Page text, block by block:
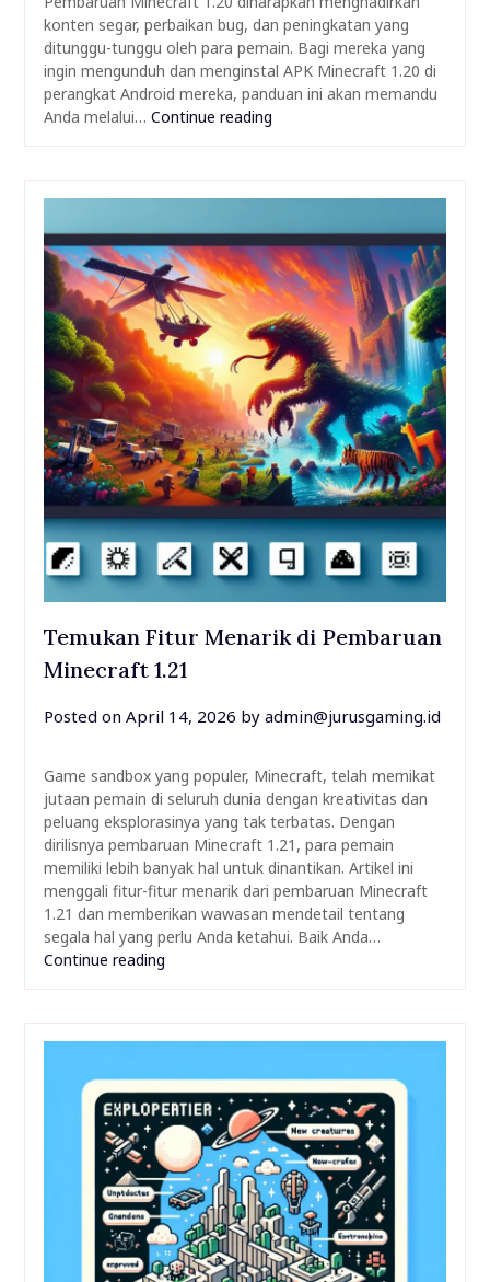
konten segar, perbaikan bug, dan peningkatan yang
ditunggu-tunggu oleh para pemain. Bagi mereka yang
ingin mengunduh dan menginstal APK Minecraft 1.20 di
perangkat Android mereka, panduan ini akan memandu
Anda melalui… Continue reading
Temukan Fitur Menarik di Pembaruan
Minecraft 1.21
Posted on April 14, 2026 by admin@jurusgaming.id
Game sandbox yang populer, Minecraft, telah memikat
jutaan pemain di seluruh dunia dengan kreativitas dan
peluang eksplorasinya yang tak terbatas. Dengan
dirilisnya pembaruan Minecraft 1.21, para pemain
memiliki lebih banyak hal untuk dinantikan. Artikel ini
menggali fitur-fitur menarik dari pembaruan Minecraft
1.21 dan memberikan wawasan mendetail tentang
segala hal yang perlu Anda ketahui. Baik Anda…
Continue reading